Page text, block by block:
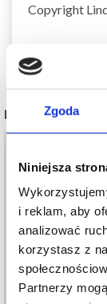
Zgoda
Niniejsza
i reklam, aby
analizować
korzystasz z
Partnerzy
Copyright
POPULARNE